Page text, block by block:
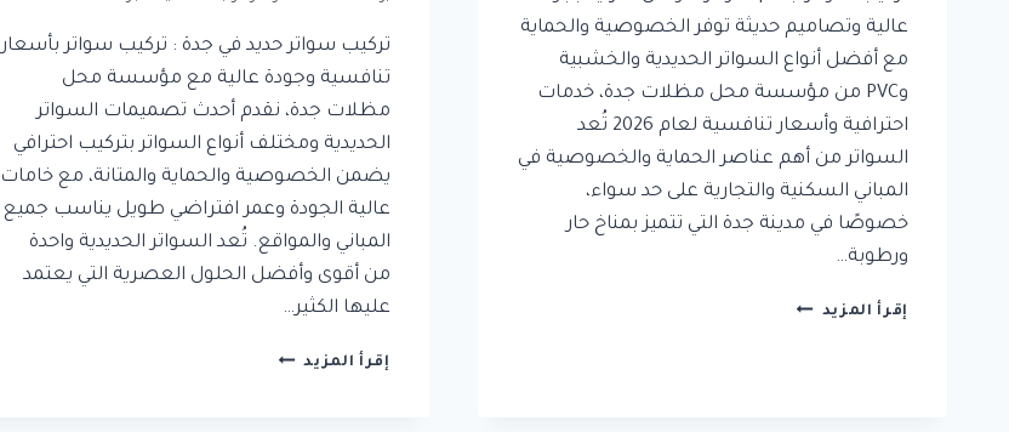
عالية وتصاميم حديثة توفر الخصوصية والحماية
مع أفضل أنواع السواتر الحديدية والخشبية
وPVC من مؤسسة محل مظلات جدة، خدمات
احترافية وأسعار تنافسية لعام 2026 تُعد
السواتر من أهم عناصر الحماية والخصوصية في
المباني السكنية والتجارية على حد سواء،
خصوصًا في مدينة جدة التي تتميز بمناخ حار
ورطوبة…
إقرأ المزيد تركيب
تركيب سواتر حديد في جدة : تركيب سواتر بأسعار
تنافسية وجودة عالية مع مؤسسة محل
مظلات جدة، نقدم أحدث تصميمات السواتر
الحديدية ومختلف أنواع السواتر بتركيب احترافي
يضمن الخصوصية والحماية والمتانة، مع خامات
عالية الجودة وعمر افتراضي طويل يناسب جميع
المباني والمواقع. تُعد السواتر الحديدية واحدة
من أقوى وأفضل الحلول العصرية التي يعتمد
عليها الكثير…
إقرأ المزيد تركيب